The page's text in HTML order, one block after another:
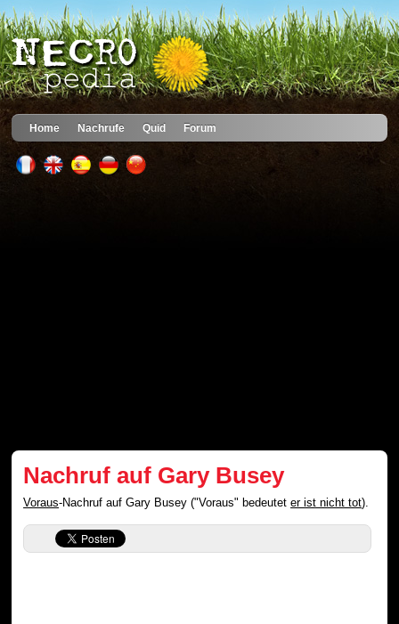
Home Nachrufe Quid Forum
Nachruf auf Gary Busey
Voraus-Nachruf auf Gary Busey ("Voraus" bedeuteter ist nicht tot).